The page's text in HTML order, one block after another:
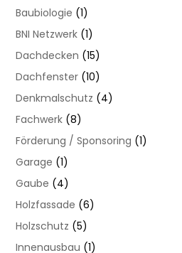
Baubiologie (1)
BNI Netzwerk (1)
Dachdecken (15)
Dachfenster (10)
Denkmalschutz (4)
Fachwerk (8)
Förderung / Sponsoring (1)
Garage (1)
Gaube (4)
Holzfassade (6)
Holzschutz (5)
Innenausbau (1)